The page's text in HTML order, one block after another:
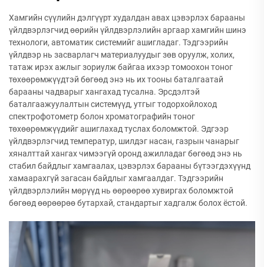
Хамгийн сүүлийн дэлгүүрт худалдан авах цэвэрлэх барааны
үйлдвэрлэгчид өөрийн үйлдвэрлэлийн аргаар хамгийн шинэ
технологи, автоматик системийг ашигладаг. Тэдгээрийн
үйлдвэр нь засварлагч материалуудыг зөв оруулж, холих,
татаж ирэх ажлыг зориулж байгаа ихээр томоохон тоног
төхөөрөмжүүдтэй бөгөөд энэ нь их тооны баталгаатай
барааны чадварыг хангахад тусална. Эрсдэлтэй
баталгаажуулалтын системүүд, утгыг тодорхойлоход
спектрофотометр болон хроматографийн тоног
төхөөрөмжүүдийг ашиглахад туслах боломжтой. Эдгээр
үйлдвэрлэгчид температур, шилдэг насан, газрын чанарыг
хяналттай хангах чимээгүй оронд ажилладаг бөгөөд энэ нь
стабил байдлыг хамгаалах, цэвэрлэх барааны бүтээгдэхүүнд
хамаарахгүй загасан байдлыг хамгаалдаг. Тэдгээрийн
үйлдвэрлэлийн мөрүүд нь өөрөөрөө хувиргах боломжтой
бөгөөд өөрөөрөө бутархай, стандартыг хадгалж болох ёстой.